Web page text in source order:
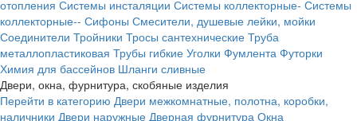
отопления Системы инсталяции Системы коллекторные- Системы
коллекторные-- Сифоны Смесители, душевые лейки, мойки
Соединители Тройники Тросы сантехнические Труба
металлопластиковая Трубы гибкие Уголки Фумлента Футорки
Химия для бассейнов Шланги сливные
Двери, окна, фурнитура, скобяные изделия
Перейти в категорию Двери межкомнатные, полотна, коробки,
наличники Двери наружные Дверная фурнитура Окна